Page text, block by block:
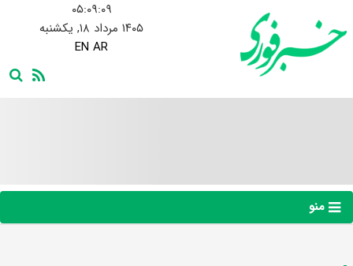
۰۵:۰۹:۱۰
۱۴۰۵ مرداد ۱۸, یکشنبه
EN AR
منو